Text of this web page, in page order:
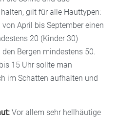
gilt für alle Hauttypen:
April bis September einen
20 (Kinder 30)
Bergen mindestens 50.
15 Uhr sollte man
im Schatten aufhalten und
Vor allem sehr hellhäutige